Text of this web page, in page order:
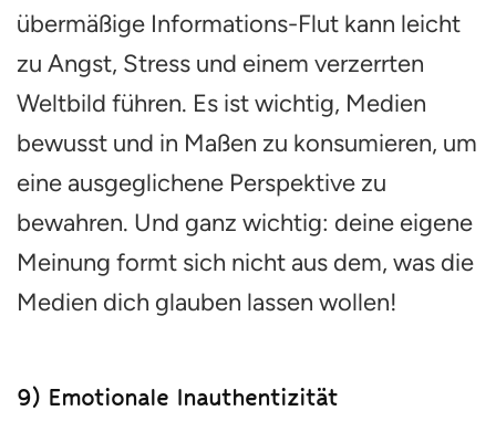
übermäßige Informations-Flut kann leicht
zu Angst, Stress und einem verzerrten
Weltbild führen. Es ist wichtig, Medien
bewusst und in Maßen zu konsumieren, um
eine ausgeglichene Perspektive zu
bewahren. Und ganz wichtig: deine eigene
Meinung formt sich nicht aus dem, was die
Medien dich glauben lassen wollen!
9) Emotionale Inauthentizität